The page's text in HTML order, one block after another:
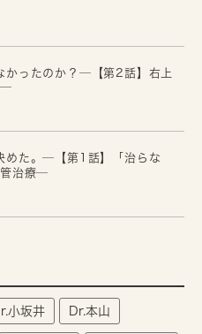
かったのか？─【第2話】右上
─
めた。─【第1話】「治らな
管治療─
小坂井 Dr.本山